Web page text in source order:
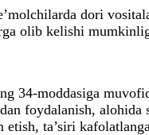
dori
olib kelishi
34-moddasiga
foydalanish,
ta’siri